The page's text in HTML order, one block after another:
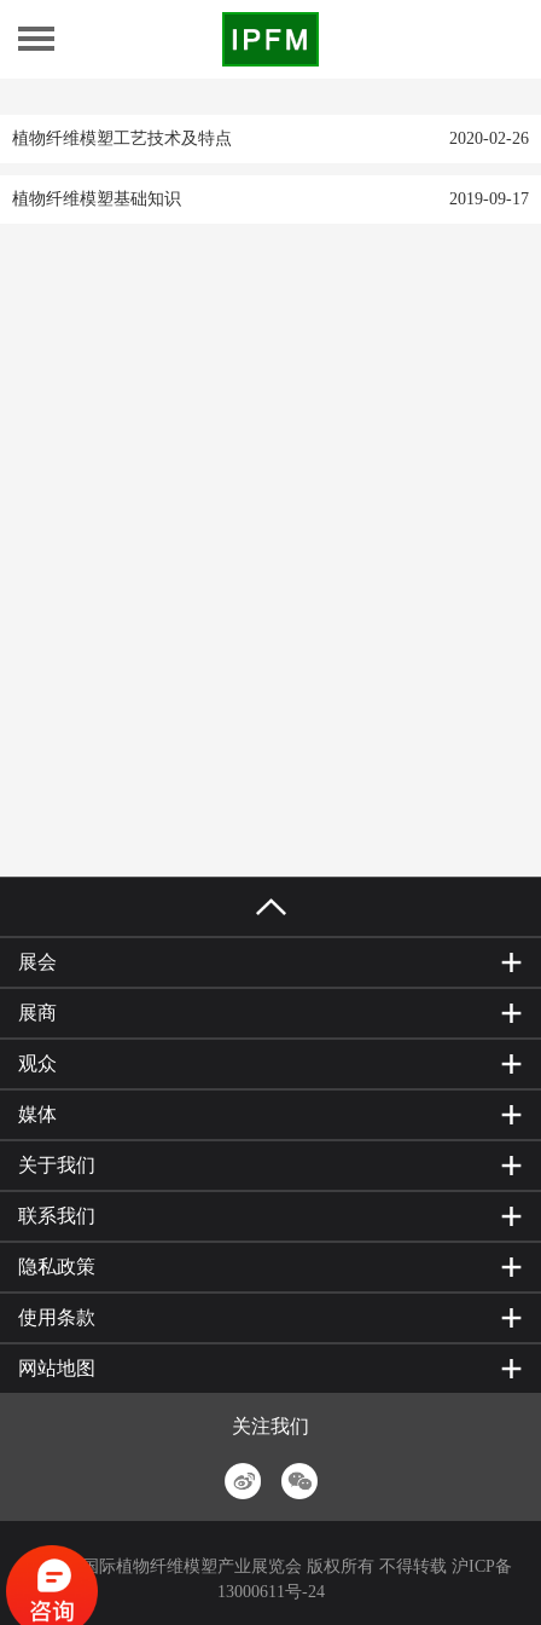
2020-02-26
植物纤维模塑工艺技术及特点
2019-09-17
植物纤维模塑基础知识
展会
展商
观众
媒体
关于我们
联系我们
隐私政策
使用条款
网站地图
关注我们
© 上海国际植物纤维模塑产业展览会 版权所有 不得转载 沪ICP备
13000611号-24